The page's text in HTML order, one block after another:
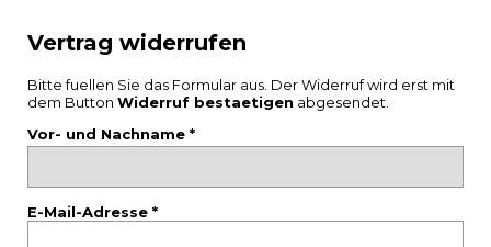
Vertrag widerrufen
Bitte fuellen Sie das Formular aus. Der Widerruf wird erst mit
dem Button Widerruf bestaetigen abgesendet.
Vor- und Nachname *
E-Mail-Adresse *